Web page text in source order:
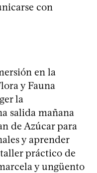
con
en la
y Fauna
la
salida mañana
de Azúcar para
y aprender
práctico de
y ungüento